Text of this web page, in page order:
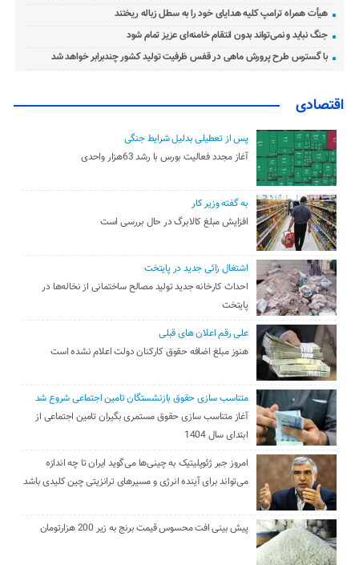
هیأت همراه ترامپ کلیه هدایای خود را به سطل زباله ریختند
جنگ نباید و نمی‌تواند بدون انتقام خامنه‌ای عزیز تمام شود
با گسترس طرح پرورش ماهی در قفس ظرفیت تولید کشور چندبرابر خواهد شد
اقتصادی
پس از تعطیلی بدلیل شرایط جنگی
آغاز مجدد فعالیت بورس با رشد 63هزار واحدی
به گفته وزیر کار
افزایش مبلغ کالابرگ در حال بررسی است
اشتغال زائی جدید در پایتخت
احداث کارخانه جدید تولید مصالح ساختمانی از نخاله‌ها در
پایتخت
علی رقم اعلان های قبلی
هنوز مبلغ اضافه حقوق کارکنان دولت اعلام نشده است
متناسب سازی حقوق بازنشستگان تامین اجتماعی شروع شد
آغاز متناسب سازی حقوق مستمری بگیران تامین اجتماعی از
ابتدای سال 1404
امروز جبر ژئوپلیتیک به چینی‌ها می‌گوید ایران تا چه اندازه
می‌تواند برای آینده انرژی و مسیرهای ترانزیتی چین کلیدی باشد
پیش بینی افت محسوس قیمت برنج به زیر 200 هزارتومان